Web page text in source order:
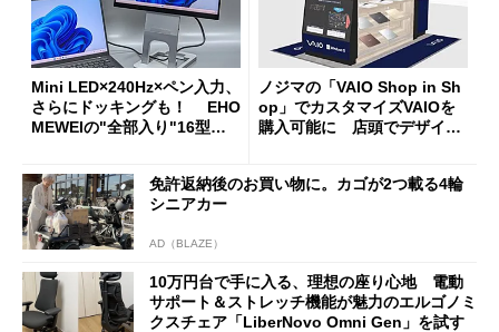
Mini LED×240Hz×ペン入力、
さらにドッキングも！ EHO
MEWEIの"全部入り"16型モ
ノジマの「VAIO Shop in Sh
op」でカスタマイズVAIOを
購入可能に 店頭でデザイン
免許返納後のお買い物に。カゴが2つ載る4輪
シニアカー
AD（BLAZE）
10万円台で手に入る、理想の座り心地 電動
サポート＆ストレッチ機能が魅力のエルゴノミ
クスチェア「LiberNovo Omni Gen」を試す